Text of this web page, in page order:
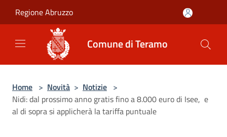
Regione Abruzzo
Comune di Teramo
Home > Novità > Notizie >
Nidi: dal prossimo anno gratis fino a 8.000 euro di Isee, e
al di sopra si applicherà la tariffa puntuale